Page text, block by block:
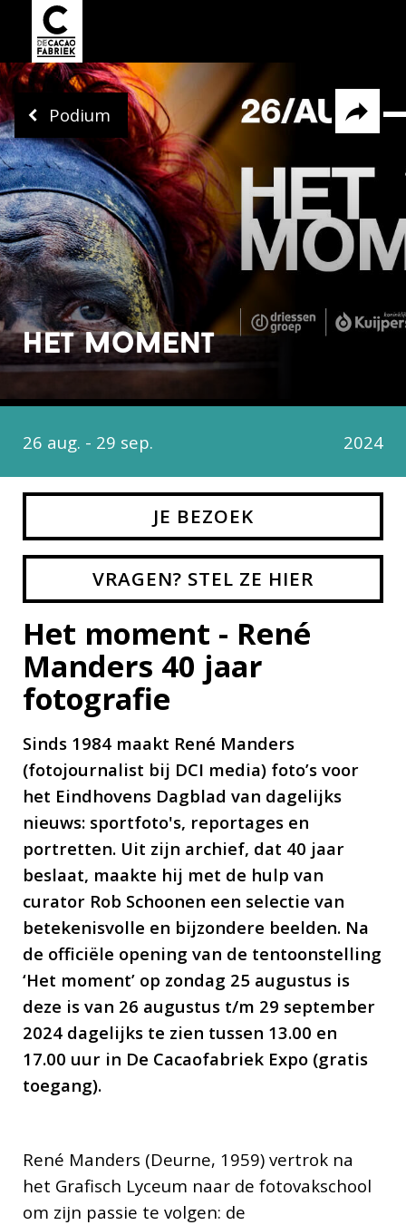
het moment
Delen via
Facebook Whatsapp X
Podium
Het moment - René
Manders 40 jaar
fotografie
Sinds 1984 maakt René Manders
(fotojournalist bij DCI media) foto’s voor
het Eindhovens Dagblad van dagelijks
nieuws: sportfoto's, reportages en
portretten. Uit zijn archief, dat 40 jaar
beslaat, maakte hij met de hulp van
curator Rob Schoonen een selectie van
betekenisvolle en bijzondere beelden. Na
de officiële opening van de tentoonstelling
‘Het moment’ op zondag 25 augustus is
deze is van 26 augustus t/m 29 september
2024 dagelijks te zien tussen 13.00 en
17.00 uur in De Cacaofabriek Expo (gratis
toegang).
26 aug. - 29 sep. 2024
JE BEZOEK
VRAGEN? STEL ZE HIER
René Manders (Deurne, 1959) vertrok na
het Grafisch Lyceum naar de fotovakschool
om zijn passie te volgen: de